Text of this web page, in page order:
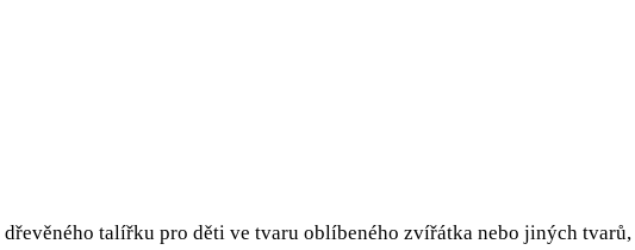
dřevěného talířku pro děti ve tvaru oblíbeného zvířátka nebo jiných tvarů,